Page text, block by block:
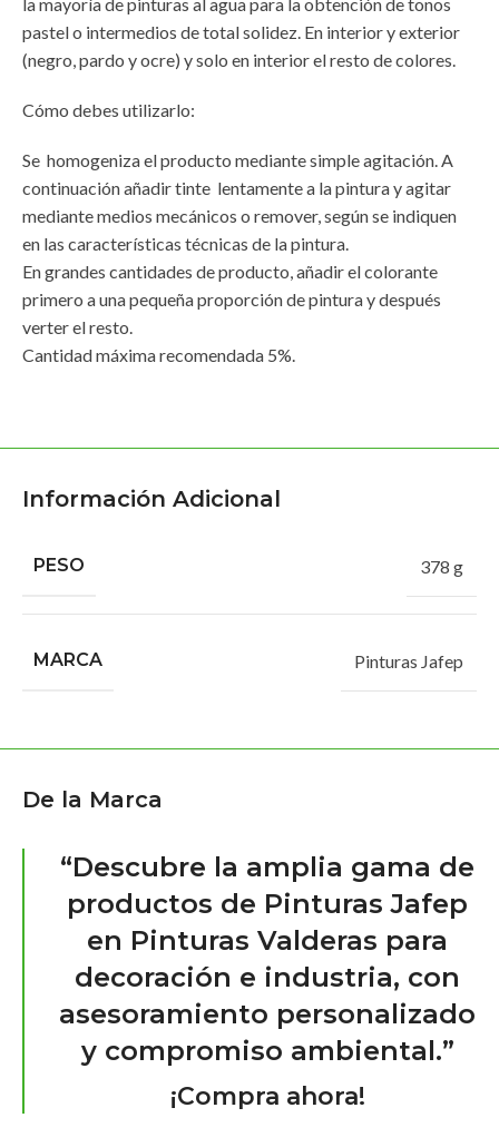
pastel o intermedios de total solidez. En interior y exterior
(negro, pardo y ocre) y solo en interior el resto de colores.
Cómo debes utilizarlo:
Se homogeniza el producto mediante simple agitación. A
continuación añadir tinte lentamente a la pintura y agitar
mediante medios mecánicos o remover, según se indiquen
en las características técnicas de la pintura.
En grandes cantidades de producto, añadir el colorante
primero a una pequeña proporción de pintura y después
verter el resto.
Cantidad máxima recomendada 5%.
Información Adicional
PESO 378 g
MARCA Pinturas Jafep
De la Marca
“Descubre la amplia gama de
productos de Pinturas Jafep
en Pinturas Valderas para
decoración e industria, con
asesoramiento personalizado
y compromiso ambiental.”
¡Compra ahora!